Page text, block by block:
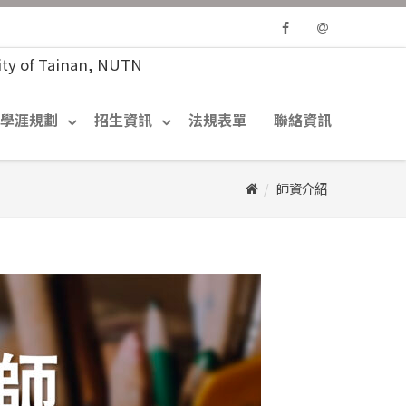
學涯規劃 招生資訊 法規表單 聯絡資訊
師資介紹